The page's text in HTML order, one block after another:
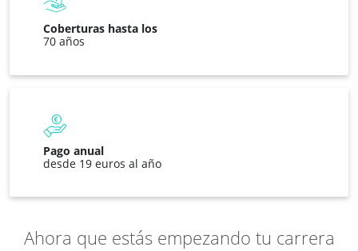
Coberturas hasta los
70 años
Pago anual
desde 19 euros al año
Ahora que estás empezando tu carrera